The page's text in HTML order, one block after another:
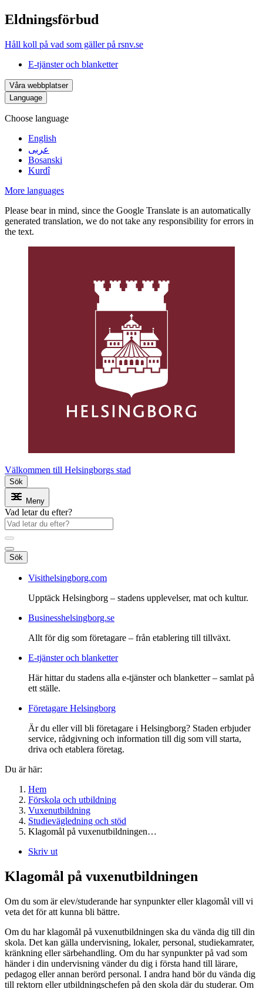
Eldningsförbud
Håll koll på vad som gäller på rsnv.se
E-tjänster och blanketter
Våra webbplatser
Language
Choose language
English
عربى
Bosanski
Kurdî
More languages
Please bear in mind, since the Google Translate is an automatically
generated translation, we do not take any responsibility for errors in
the text.
Välkommen till Helsingborgs stad
Sök
Meny
Vad letar du efter?
Sök
Visithelsingborg.com
Upptäck Helsingborg – stadens upplevelser, mat och kultur.
Businesshelsingborg.se
Allt för dig som företagare – från etablering till tillväxt.
E-tjänster och blanketter
Här hittar du stadens alla e-tjänster och blanketter – samlat på
ett ställe.
Företagare Helsingborg
Är du eller vill bli företagare i Helsingborg? Staden erbjuder
service, rådgivning och information till dig som vill starta,
driva och etablera företag.
Du är här:
Hem
Förskola och utbildning
Vuxenutbildning
Studievägledning och stöd
Klagomål på vuxenutbildningen…
Skriv ut
Klagomål på vuxenutbildningen
Om du som är elev/studerande har synpunkter eller klagomål vill vi
veta det för att kunna bli bättre.
Om du har klagomål på vuxenutbildningen ska du vända dig till din
skola. Det kan gälla undervisning, lokaler, personal, studiekamrater,
kränkning eller särbehandling. Om du har synpunkter på vad som
händer i din undervisning vänder du dig i första hand till lärare,
pedagog eller annan berörd personal. I andra hand bör du vända dig
till rektorn eller utbildningschefen på den skola där du studerar. Om